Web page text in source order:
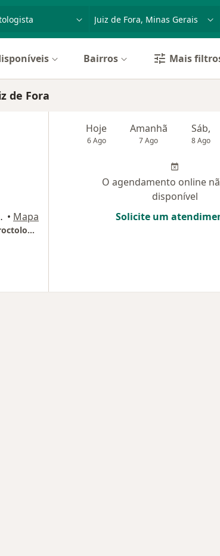
Bairros Mais
de Fora
de Fora • Mapa
Coc Centro de Otorrinolaringologia e Coloproctologia
Hoje
6 Ago
Amanhã
7 Ago
Sáb,
8 Ago
O agendamento online
disponível
Solicite um